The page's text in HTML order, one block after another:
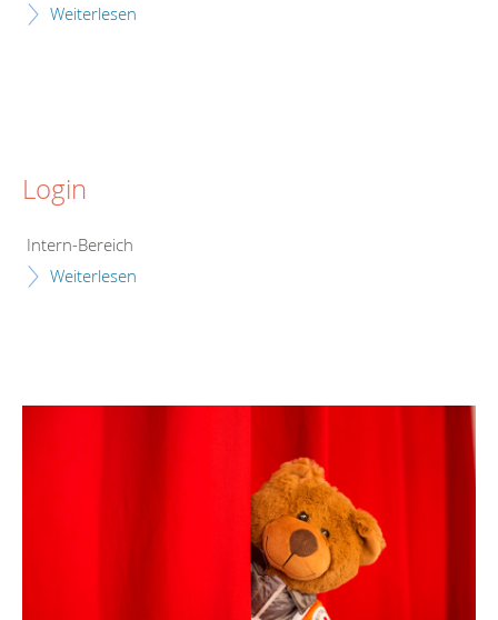
Weiterlesen
Login
Intern-Bereich
Weiterlesen